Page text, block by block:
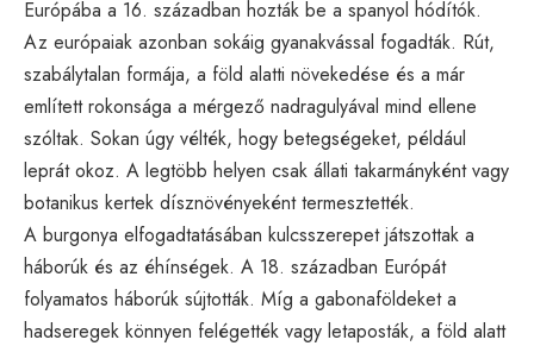
Európába a 16. században hozták be a spanyol hódítók.
Az európaiak azonban sokáig gyanakvással fogadták. Rút,
szabálytalan formája, a föld alatti növekedése és a már
említett rokonsága a mérgező nadragulyával mind ellene
szóltak. Sokan úgy vélték, hogy betegségeket, például
leprát okoz. A legtöbb helyen csak állati takarmányként vagy
botanikus kertek dísznövényeként termesztették.
A burgonya elfogadtatásában kulcsszerepet játszottak a
háborúk és az éhínségek. A 18. században Európát
folyamatos háborúk sújtották. Míg a gabonaföldeket a
hadseregek könnyen felégették vagy letaposták, a föld alatt